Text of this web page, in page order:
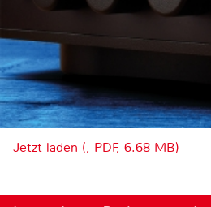
Jetzt laden (, PDF, 6.68 MB)